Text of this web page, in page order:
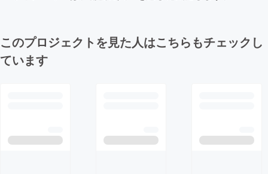
このプロジェクトを見た人はこちらもチェックし
ています